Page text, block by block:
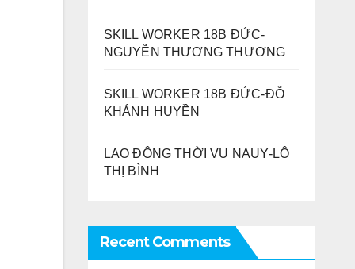
SKILL WORKER 18B ĐỨC-
NGUYỄN THƯƠNG THƯƠNG
SKILL WORKER 18B ĐỨC-ĐỖ
KHÁNH HUYỀN
LAO ĐỘNG THỜI VỤ NAUY-LÔ
THỊ BÌNH
Recent Comments